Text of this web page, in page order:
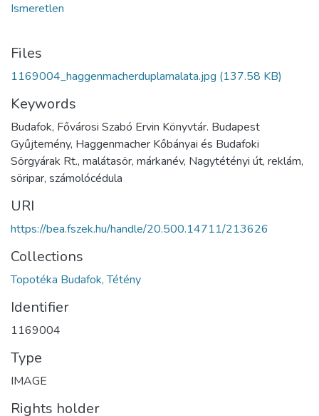
Ismeretlen
Files
1169004_haggenmacherduplamalata.jpg (137.58 KB)
Keywords
Budafok, Fővárosi Szabó Ervin Könyvtár. Budapest
Gyűjtemény, Haggenmacher Kőbányai és Budafoki
Sörgyárak Rt., malátasör, márkanév, Nagytétényi út, reklám,
söripar, számolócédula
URI
https://bea.fszek.hu/handle/20.500.14711/213626
Collections
Topotéka Budafok, Tétény
Identifier
1169004
Type
IMAGE
Rights holder